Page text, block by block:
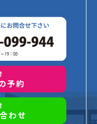
予約
わせ